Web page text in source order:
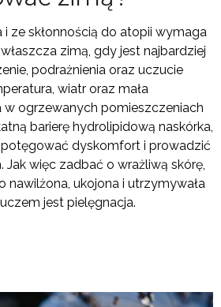
i ze skłonnością do atopii wymaga
zimą, gdy jest najbardziej
podrażnienia oraz uczucie
wiatr oraz mała
ogrzewanych pomieszczeniach
barierę hydrolipidową naskórka,
dyskomfort i prowadzić
więc zadbać o wrażliwą skórę,
nawilżona, ukojona i utrzymywała
jest pielęgnacja.